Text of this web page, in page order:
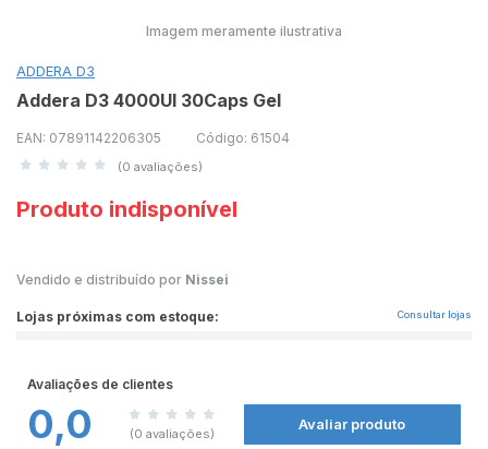
Imagem meramente ilustrativa
ADDERA D3
Addera D3 4000UI 30Caps Gel
EAN: 07891142206305 Código: 61504
(0 avaliações)
Produto indisponível
Vendido e distribuído por Nissei
Lojas próximas com estoque: Consultar lojas
Avaliações de clientes
0,0 (0 avaliações)
Avaliar produto